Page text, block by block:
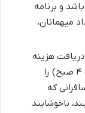
و برنامه
میهمانان،
دریافت هزینه
اضافی برای تحویل زودهنگام اتاق (مانند ساعت ۴ صبح) را
که
ناخوشایند